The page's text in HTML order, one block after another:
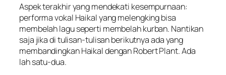
Aspek terakhir yang mendekati kesempurnaan:
performa vokal Haikal yang melengking bisa
membelah lagu seperti membelah kurban. Nantikan
saja jika di tulisan-tulisan berikutnya ada yang
membandingkan Haikal dengan Robert Plant. Ada
lah satu-dua.